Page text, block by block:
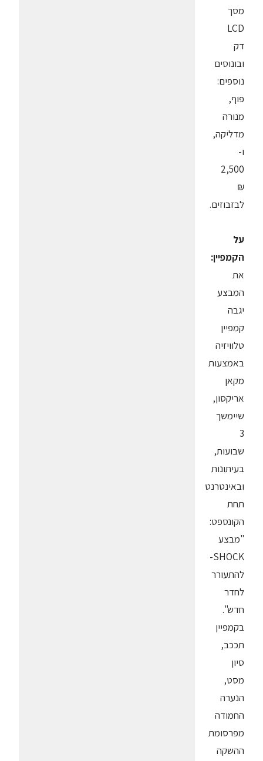
מסך
LCD
דק
ובונוסים
נוספים:
פוף,
מנורה
מדליקה,
ו-
2,500
₪
לבזבוזים.
על
הקמפיין:
את
המבצע
יגבה
קמפיין
טלוויזיה
באמצעות
מקאן
אריקסון,
שיימשך
3
שבועות,
בעיתונות
ובאינטרנט
תחת
הקונספט:
"מבצע
SHOCK-
להתעורר
לחדר
חדש".
בקמפיין
תככב,
סיון
מסט,
הנערה
החמודה
מפרסומת
ההשקה